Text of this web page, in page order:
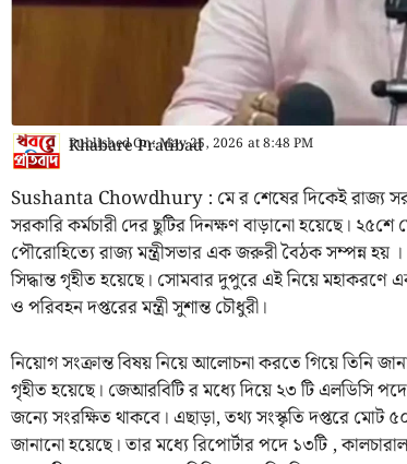
Khabare Pratibad
Published On:May 25, 2026 at8:48 PM
Sushanta Chowdhury : মে র শেষের দিকেই রাজ্য
সরকারি কর্মচারী দের ছুটির দিনক্ষণ বাড়ানো হয়েছে। ২৫শে
পৌরোহিত্যে রাজ্য মন্ত্রীসভার এক জরুরী বৈঠক সম্পন্ন হয়
সিদ্ধান্ত গৃহীত হয়েছে। সোমবার দুপুরে এই নিয়ে মহাকরণে
ও পরিবহন দপ্তরের মন্ত্রী সুশান্ত চৌধুরী।
নিয়োগ সংক্রান্ত বিষয় নিয়ে আলোচনা করতে গিয়ে তিনি
গৃহীত হয়েছে। জেআরবিটি র মধ্যে দিয়ে ২৩ টি এলডিসি
জন্যে সংরক্ষিত থাকবে। এছাড়া, তথ্য সংস্কৃতি দপ্তরে মোট
জানানো হয়েছে। তার মধ্যে রিপোর্টার পদে ১৩টি ,